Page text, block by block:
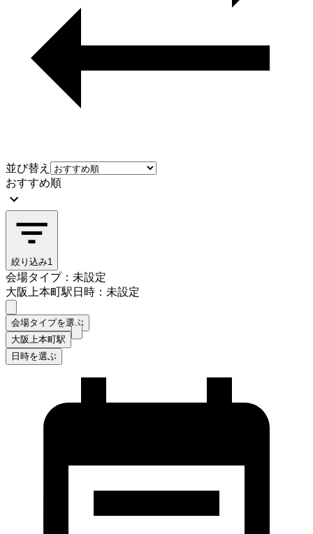
並び替え
おすすめ順
絞り込み1
会場タイプ：未設定
大阪上本町駅日時：未設定
会場タイプを選ぶ
大阪上本町駅
日時を選ぶ